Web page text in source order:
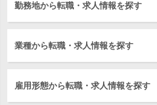
勤務地から転職・求人情報を探す
業種から転職・求人情報を探す
雇用形態から転職・求人情報を探す